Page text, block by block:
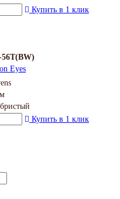
Купить в 1 клик
56T(BW)
Eyes
Купить в 1 клик